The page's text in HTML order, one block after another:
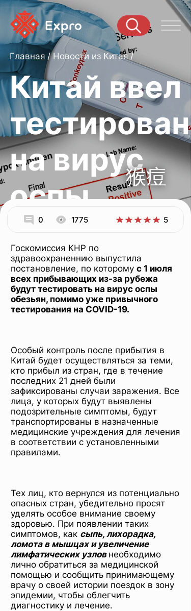
猴痘
Главная Новости из Китая
Китай ввел
на вирус
оспы
обезьян
для
из-за
рубежа
0 1775 5
Госкомиссия КНР по
здравоохраненнию выпустила
постановление, по которому с 1 июля
всех прибывающих из-за рубежа
будут тестировать на вирус оспы
обезьян, помимо уже привычного
тестирования на COVID-19.
Особый контроль после прибытия в
Китай будет осуществляться за теми,
кто прибыл из стран, где в течение
последних 21 дней были
зафиксированы случаи заражения. Все
лица, у которых будут выявлены
подозрительные симптомы, будут
транспортированы в назначенные
медицинские учреждения для лечения
в соответствии с установленными
правилами.
Тех лиц, кто вернулся из потенциально
опасных стран, убедительно просят
уделять особое внимание своему
здоровью. При появлении таких
симптомов, как сыпь, лихорадка,
ломота в мышцах и увеличение
лимфатических узлов необходимо
лично обратиться за медицинской
помощью и сообщить принимающему
врачу о своей истории поездок в зону
эпидемии, чтобы облегчить
диагностику и лечение.